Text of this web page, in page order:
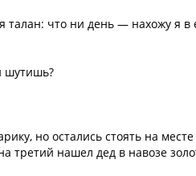
талан: что ни день — нахожу я в
шутишь?
но остались стоять на
третий нашел дед в навозе